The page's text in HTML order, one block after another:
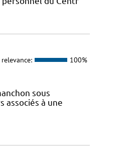
relevance: 100%
sous
associés à une